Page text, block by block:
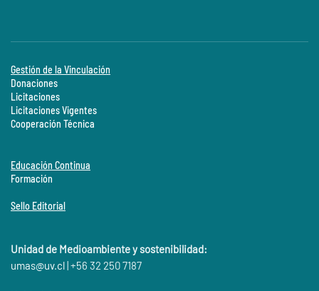
Gestión de la Vinculación
Donaciones
Licitaciones
Licitaciones Vigentes
Cooperación Técnica
Educación Continua
Formación
Sello Editorial
Unidad de Medioambiente y sostenibilidad:
umas@uv.cl | +56 32 250 7187